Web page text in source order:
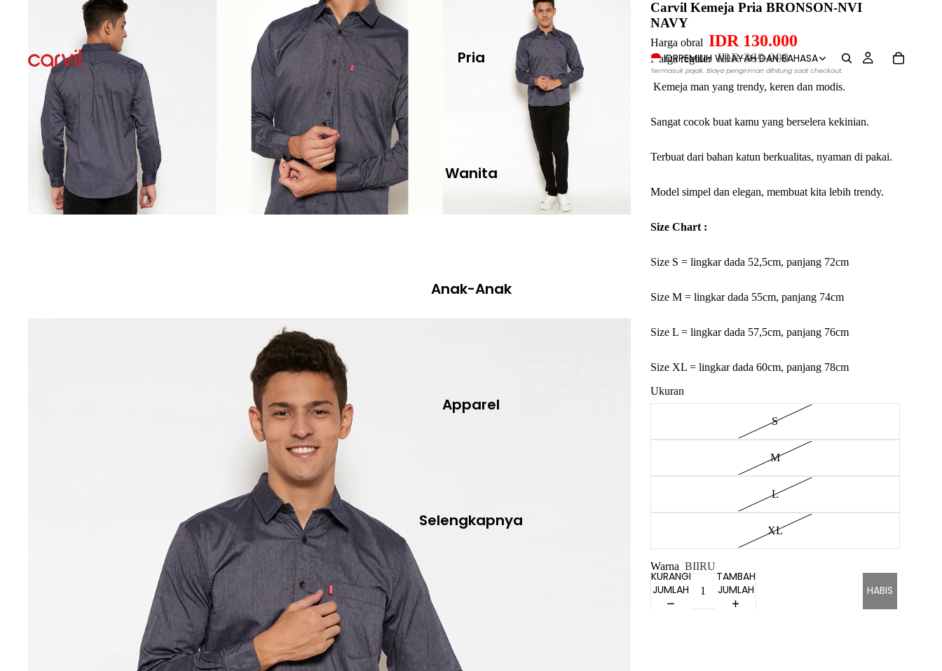
Pria
Wanita
Anak-Anak
Apparel
Selengkapnya
IDRPEMILIH WILAYAH DAN BAHASA
Carvil Kemeja Pria BRONSON-NVI
NAVY
Harga obral IDR 130.000
Harga reguler IDR 369.000
Termasuk pajak. Biaya pengiriman dihitung saat checkout.
Kemeja man yang trendy, keren dan modis.
Sangat cocok buat kamu yang berselera kekinian.
Terbuat dari bahan katun berkualitas, nyaman di pakai.
Model simpel dan elegan, membuat kita lebih trendy.
Size Chart :
Size S = lingkar dada 52,5cm, panjang 72cm
Size M = lingkar dada 55cm, panjang 74cm
Size L = lingkar dada 57,5cm, panjang 76cm
Size XL = lingkar dada 60cm, panjang 78cm
Ukuran
S
M
L
XL
Warna BIIRU
KURANGI
JUMLAH
TAMBAH
JUMLAH
HABIS